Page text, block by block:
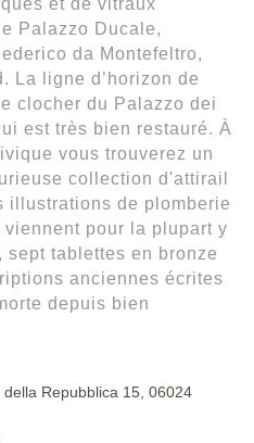
et de vitraux
Palazzo Ducale,
da Montefeltro,
La ligne d’horizon de
clocher du Palazzo dei
est très bien restauré. À
vous trouverez un
collection d'attirail
illustrations de plomberie
pour la plupart y
tablettes en bronze
anciennes écrites
depuis bien
Repubblica 15, 06024